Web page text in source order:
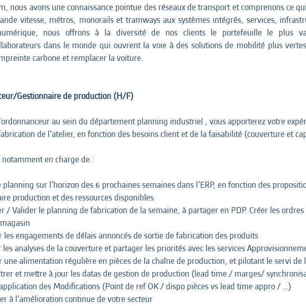
nous avons une connaissance pointue des réseaux de transport et comprenons ce
vitesse, métros, monorails et tramways aux systèmes intégrés, services,
nous offrons à la diversité de nos clients le portefeuille le plus
dans le monde qui ouvrent la voie à des solutions de mobilité plus
carbone et remplacer la voiture.
Gestionnaire de production (H/F)
au sein du département planning industriel , vous apporterez votre
de l’atelier, en fonction des besoins client et de la faisabilité (couverture et
notamment en charge de :
planning sur l’horizon des 6 prochaines semaines dans l’ERP, en fonction des
production et des ressources disponibles
/ Valider le planning de fabrication de la semaine, à partager en PDP. Créer les
les engagements de délais annoncés de sortie de fabrication des produits
les analyses de la couverture et partager les priorités avec les services
une alimentation régulière en pièces de la chaîne de production, et pilotant le servi de
et mettre à jour les datas de gestion de production (lead time / marges/
des Modifications (Point de ref OK / dispo pièces vs lead time appro / …)
à l’amélioration continue de votre secteur